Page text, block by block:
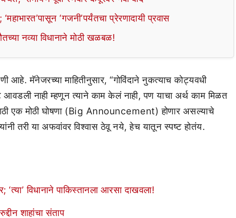
‘गजनी’पर्यंतचा प्रेरणादायी प्रवास
नव्या विधानाने मोठी खळबळ!
आहे. मॅनेजरच्या माहितीनुसार, “गोविंदाने नुकत्याच कोट्यवधी
आवडली नाही म्हणून त्याने काम केलं नाही, पण याचा अर्थ काम मिळत
एक मोठी घोषणा (Big Announcement) होणार असल्याचे
तरी या अफवांवर विश्वास ठेवू नये, हेच यातून स्पष्ट होतंय.
विधानाने पाकिस्तानला आरसा दाखवला!
शाहांचा संताप